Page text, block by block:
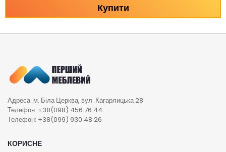
Купити
Адреса: м. Біла Церква, вул. Кагарлицька 28
Телефон: +38(098) 456 76 44
Телефон: +38(099) 930 48 26
КОРИСНЕ